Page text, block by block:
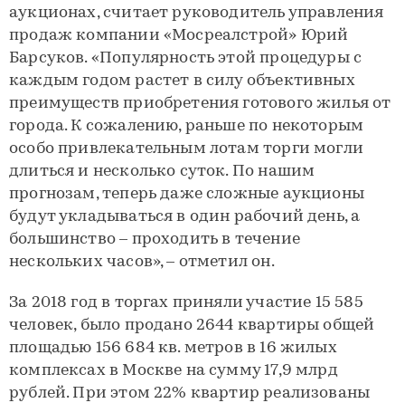
аукционах, считает руководитель управления
продаж компании «Мосреалстрой» Юрий
Барсуков. «Популярность этой процедуры с
каждым годом растет в силу объективных
преимуществ приобретения готового жилья от
города. К сожалению, раньше по некоторым
особо привлекательным лотам торги могли
длиться и несколько суток. По нашим
прогнозам, теперь даже сложные аукционы
будут укладываться в один рабочий день, а
большинство – проходить в течение
нескольких часов», – отметил он.
За 2018 год в торгах приняли участие 15 585
человек, было продано 2644 квартиры общей
площадью 156 684 кв. метров в 16 жилых
комплексах в Москве на сумму 17,9 млрд
рублей. При этом 22% квартир реализованы